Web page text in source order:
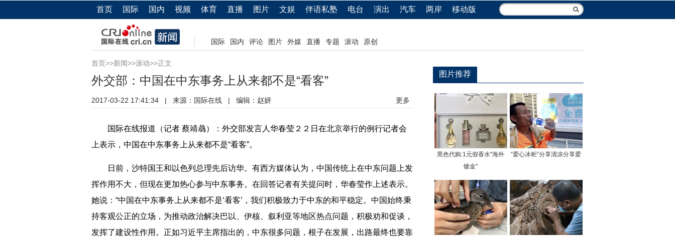
首页 国际 国内 视频 体育 直播 图片 文娱 伴语私塾 电台 演出 汽车 两岸 移动版
国际 国内 评论 图片 外媒 直播 专题 滚动 原创
首页>>新闻>>滚动>>正文
外交部：中国在中东事务上从来都不是“看客”
2017-03-22 17:41:34 | 来源： 国际在线 | 编辑：赵妍 更多
国际在线报道（记者 蔡靖骉）：外交部发言人华春莹２２日在北京举行的例行记者会
上表示，中国在中东事务上从来都不是“看客”。
日前，沙特国王和以色列总理先后访华。有西方媒体认为，中国传统上在中东问题上发
挥作用不大，但现在更加热心参与中东事务。在回答记者有关提问时，华春莹作上述表示。
她说：“中国在中东事务上从来都不是‘看客’，我们积极致力于中东的和平稳定。中国始终秉
持客观公正的立场，为推动政治解决巴以、伊核、叙利亚等地区热点问题，积极劝和促谈，
发挥了建设性作用。正如习近平主席指出的，中东很多问题，根子在发展，出路最终也要靠
图片推荐
黑色代购:1元假香水"海外
镀金"
“爱心冰柜”分享清凉分享爱